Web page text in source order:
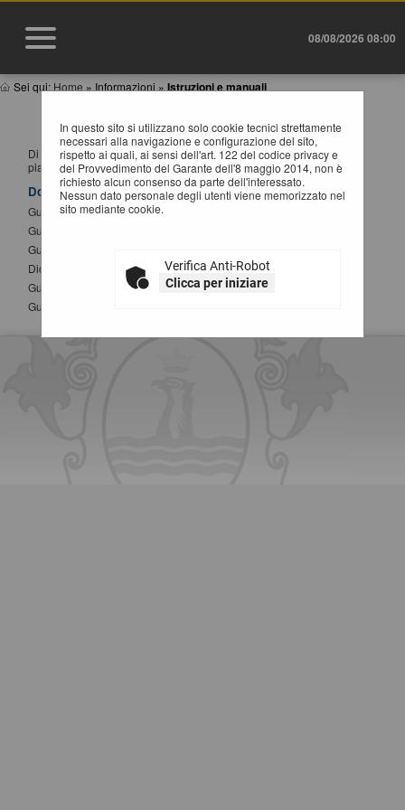
08/08/2026 08:00
Sei qui: Home » Informazioni » Istruzioni e manuali
In questo sito si utilizzano solo cookie tecnici strettamente
necessari alla navigazione e configurazione del sito,
rispetto ai quali, ai sensi dell'art. 122 del codice privacy e
del Provvedimento del Garante dell'8 maggio 2014, non è
richiesto alcun consenso da parte dell'interessato.
Nessun dato personale degli utenti viene memorizzato nel
sito mediante cookie.
Verifica Anti-Robot
Clicca per iniziare
ISTRUZIONI E MANUALI
Di seguito si riportano i manuali di supporto per operare con la
piattaforma telematica dell'Ente.
Documenti
Guida alla registrazione al portale
Guida alla presentazione di un offerta telematica
Guida all'iscrizione agli elenchi operatori economici
Dichiarazione sostitutiva atto notorio modifica SPID
Guida alla compilazione del DGUE elettronico
Guida alla presentazione di Affidamenti Diretti